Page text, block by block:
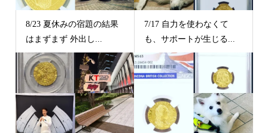
8/23 夏休みの宿題の結果
はまずまず 外出し...
7/17 自力を使わなくて
も、サポートが生じる...